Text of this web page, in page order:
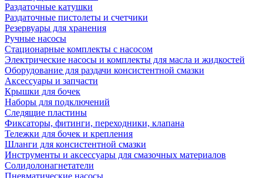
Раздаточные катушки
Раздаточные пистолеты и счетчики
Резервуары для хранения
Ручные насосы
Стационарные комплекты с насосом
Электрические насосы и комплекты для масла и жидкостей
Оборудование для раздачи консистентной смазки
Аксессуары и запчасти
Крышки для бочек
Наборы для подключений
Следящие пластины
Фиксаторы, фитинги, переходники, клапана
Тележки для бочек и крепления
Шланги для консистентной смазки
Инструменты и аксессуары для смазочных материалов
Солидолонагнетатели
Пневматические насосы